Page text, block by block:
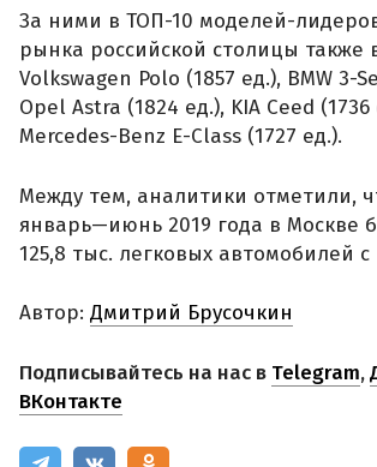
За ними в ТОП-10 моделей-
рынка российской столицы также
Volkswagen Polo (1857 ед.), BMW 3-
Opel Astra (1824 ед.), KIA Ceed (1736
Mercedes-Benz E-Class (1727 ед.).
Между тем, аналитики отметили,
январь—июнь 2019 года в Москве
125,8 тыс. легковых автомобилей
Автор: Дмитрий Брусочкин
Подписывайтесь на нас в Telegram,
ВКонтакте